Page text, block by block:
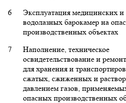
6
Эксплуатация медицинских и
водолазных барокамер на
производственных объектах
7
Наполнение, техническое
освидетельствование и
для хранения и
сжатых, сжиженных и
давлением газов,
опасных производственных